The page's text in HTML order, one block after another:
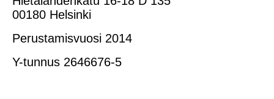
00180 Helsinki
Perustamisvuosi 2014
Y-tunnus 2646676-5